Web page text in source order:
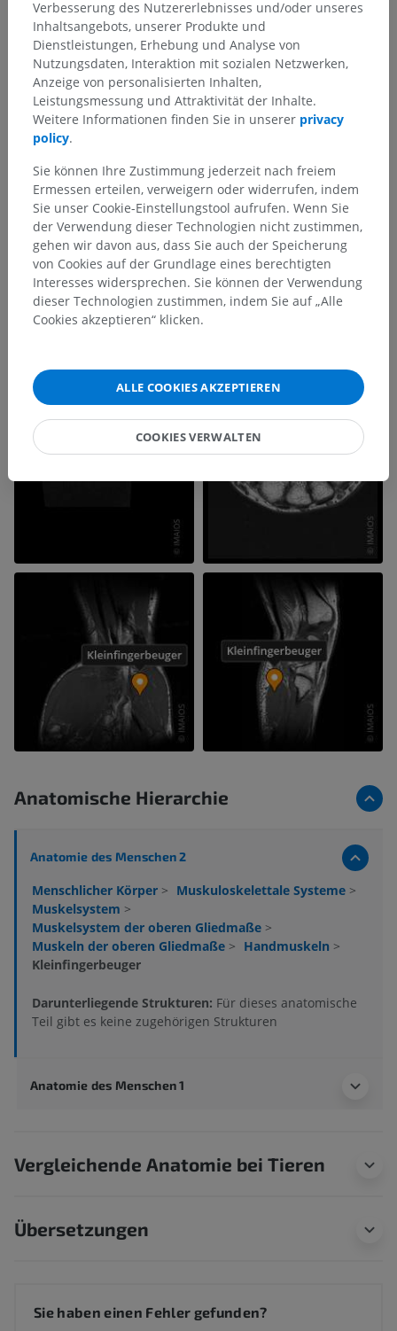
Anatomische Hierarchie
Anatomie des Menschen 2
Menschlicher Körper > Muskuloskelettale Systeme >
Muskelsystem >
Muskelsystem der oberen Gliedmaße >
Muskeln der oberen Gliedmaße > Handmuskeln >
Kleinfingerbeuger
Darunterliegende Strukturen: Für dieses anatomische
Teil gibt es keine zugehörigen Strukturen
Anatomie des Menschen 1
Vergleichende Anatomie bei Tieren
Übersetzungen
Sie haben einen Fehler gefunden?
Verbesserung des Nutzererlebnisses und/oder unseres
Inhaltsangebots, unserer Produkte und
Dienstleistungen, Erhebung und Analyse von
Nutzungsdaten, Interaktion mit sozialen Netzwerken,
Anzeige von personalisierten Inhalten,
Leistungsmessung und Attraktivität der Inhalte.
Weitere Informationen finden Sie in unserer privacy
policy.
Sie können Ihre Zustimmung jederzeit nach freiem
Ermessen erteilen, verweigern oder widerrufen, indem
Sie unser Cookie-Einstellungstool aufrufen. Wenn Sie
der Verwendung dieser Technologien nicht zustimmen,
gehen wir davon aus, dass Sie auch der Speicherung
von Cookies auf der Grundlage eines berechtigten
Interesses widersprechen. Sie können der Verwendung
dieser Technologien zustimmen, indem Sie auf „Alle
Cookies akzeptieren“ klicken.
ALLE COOKIES AKZEPTIEREN
COOKIES VERWALTEN